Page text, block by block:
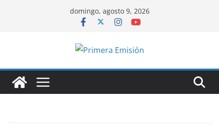
domingo, agosto 9, 2026